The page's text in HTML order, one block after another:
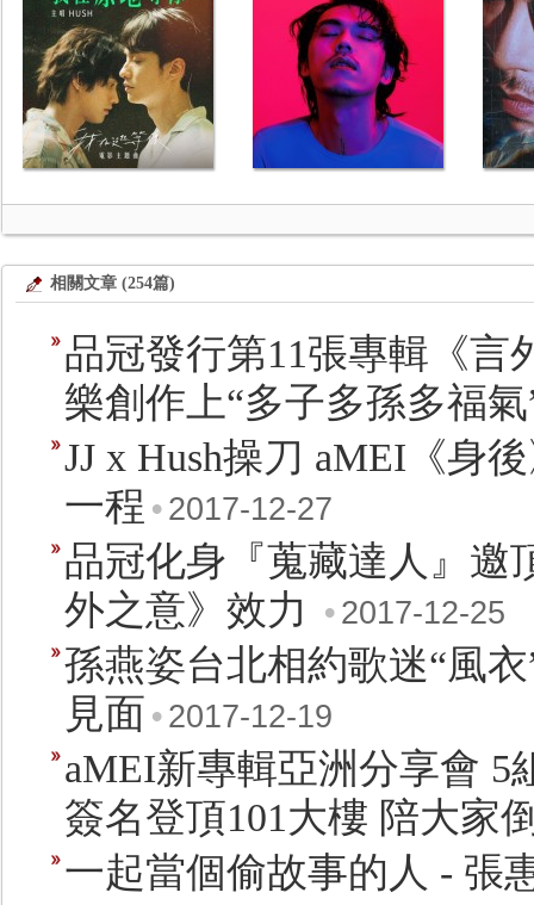
相關文章 (254篇)
品冠發行第11張專輯《言
樂創作上“多子多孫多福氣
JJ x Hush操刀 aMEI《身
一程 • 2017-12-27
品冠化身『蒐藏達人』邀
外之意》效力
• 2017-12-25
孫燕姿台北相約歌迷“風
見面 • 2017-12-19
aMEI新專輯亞洲分享會 5
簽名登頂101大樓 陪大家
一起當個偷故事的人 - 張